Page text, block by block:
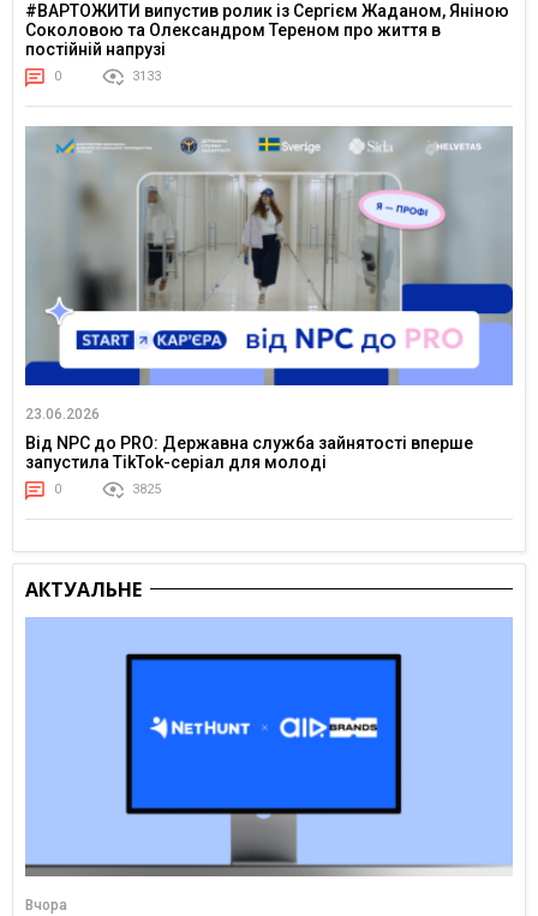
#ВАРТОЖИТИ випустив ролик із Сергієм Жаданом, Яніною
Соколовою та Олександром Тереном про життя в
постійній напрузі
0 3133
23.06.2026
Від NPC до PRO: Державна служба зайнятості вперше
запустила TikTok-серіал для молоді
0 3825
АКТУАЛЬНЕ
Вчора